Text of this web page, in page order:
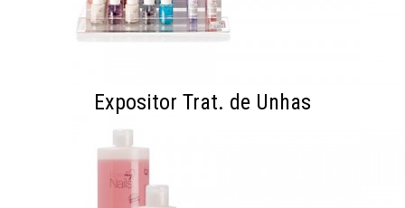
Expositor Trat. de Unhas